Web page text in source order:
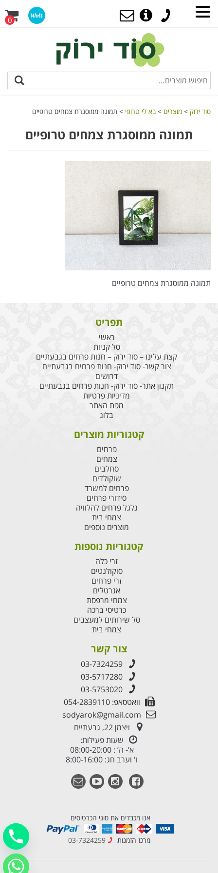
0
סוד ירוק > מוצרים >בא לי טרופי > תמונה ממוסגרת צמחים טרופיים
תמונה ממוסגרת צמחים טרופיים
תמונה ממוסגרת צמחים טרופיים
תפריט
ראשי
סל קניות
קצת עלינו – סוד ירוק – חנות פרחים בגבעתיים
צור קשר- סוד ירוק- חנות פרחים בגבעתיים
דרושים
תקנון אתר- סוד ירוק- חנות פרחים בגבעתיים
מדיניות פרטיות
מפת האתר
בלוג
קטגוריות מוצרים
פרחים
צמחים
סחלבים
שוקולדים
פרחים למשרד
סידורי פרחים
גלגל פרחים להלוויה
צמחי בית
מוצרים נוספים
קטגוריות נוספות
זרי כלה
סוקולנטים
זרי פרחים
אגרטלים
צמחי מרפסת
כרטיסי ברכה
סל שירותים למעצבים
צמחי בית
צור קשר
03-7324259
03-5717280
03-5753020
וואטסאפ: 054-2839110
sodyarok@gmail.com
ויצמן 22, גבעתיים
שעות פעילות:
א’- ה’ : 08:00-20:00
ו' וערב חג: 8:00-16:00
אנו מכבדים את סוגי הכרטיסים
מרכז הזמנות 03-7324259